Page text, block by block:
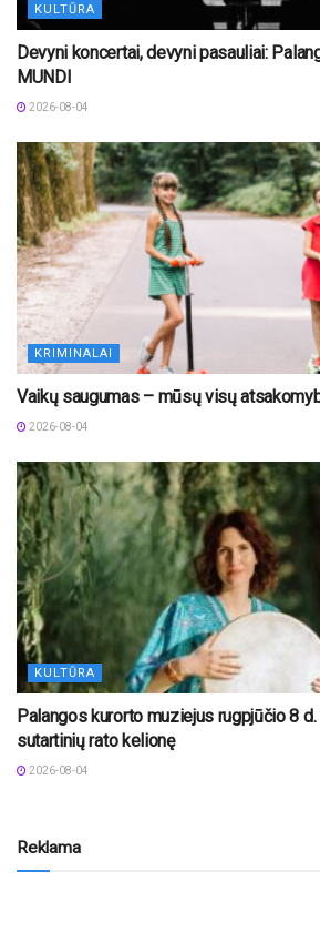
KULTŪRA
Devyni koncertai, devyni pasauliai:
MUNDI
2026-08-04
KRIMINALAI
Vaikų saugumas – mūsų visų
2026-08-04
KULTŪRA
Palangos kurorto muziejus rugpjūčio 8
sutartinių rato kelionę
2026-08-04
Reklama